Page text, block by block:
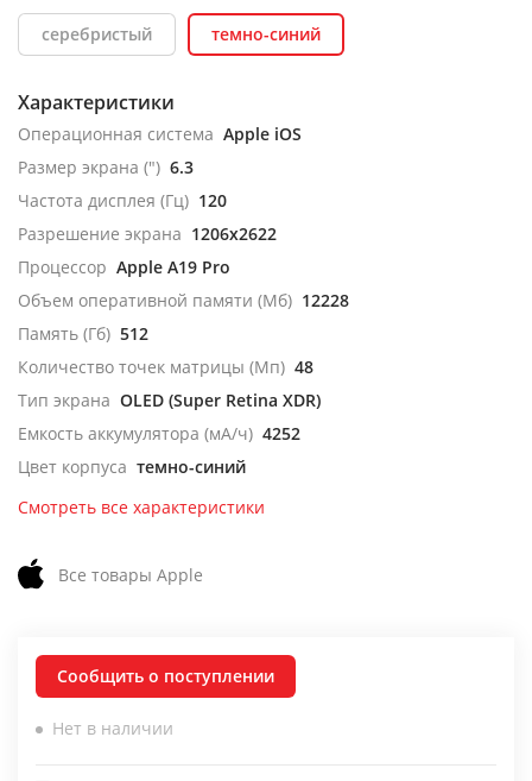
серебристый темно-синий
Характеристики
Операционная система Apple iOS
Размер экрана (") 6.3
Частота дисплея (Гц) 120
Разрешение экрана 1206x2622
Процессор Apple A19 Pro
Объем оперативной памяти (Мб) 12228
Память (Гб) 512
Количество точек матрицы (Мп) 48
Тип экрана OLED (Super Retina XDR)
Емкость аккумулятора (мА/ч) 4252
Цвет корпуса темно-синий
Смотреть все характеристики
Все товары Apple
Сообщить о поступлении
Нет в наличии